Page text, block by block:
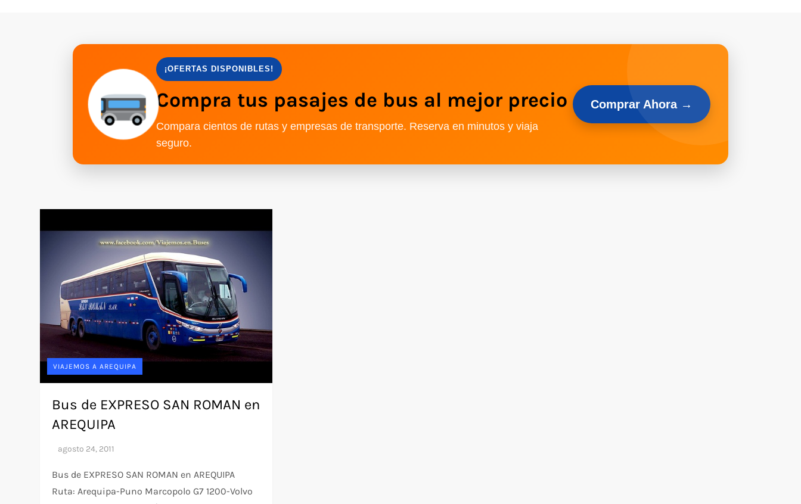
¡OFERTAS DISPONIBLES!
Compra tus pasajes de bus al mejor precio
Compara cientos de rutas y empresas de transporte. Reserva en minutos y viaja
seguro.
Comprar Ahora →
VIAJEMOS A AREQUIPA
Bus de EXPRESO SAN ROMAN en
AREQUIPA
Bus de EXPRESO SAN ROMAN en AREQUIPA
Ruta: Arequipa-Puno Marcopolo G7 1200-Volvo